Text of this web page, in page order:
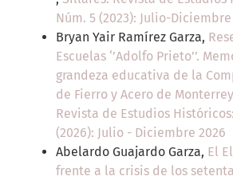
Núm. 5 (2023): Julio-Diciembre
Bryan Yair Ramírez Garza,
Escuelas ‘’Adolfo Prieto’’.
grandeza educativa de la
de Fierro y Acero de
Revista de Estudios
(2026): Julio - Diciembre 2026
Abelardo Guajardo Garza, El
frente a la crisis de los